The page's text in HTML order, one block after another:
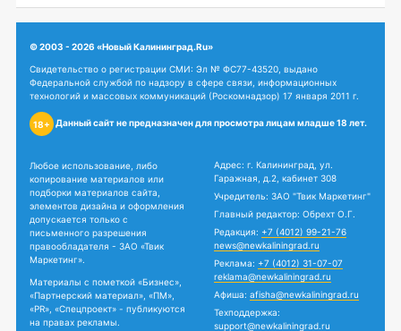
© 2003 - 2026 «Новый Калининград.Ru»
Свидетельство о регистрации СМИ: Эл № ФС77-43520, выдано
Федеральной службой по надзору в сфере связи, информационных
технологий и массовых коммуникаций (Роскомнадзор) 17 января 2011 г.
18+ Данный сайт не предназначен для просмотра лицам младше 18 лет.
Любое использование, либо
копирование материалов или
подборки материалов сайта,
элементов дизайна и оформления
допускается только с
письменного разрешения
правообладателя - ЗАО «Твик
Маркетинг».
Материалы с пометкой «Бизнес»,
«Партнерский материал», «ПМ»,
«PR», «Спецпроект» - публикуются
на правах рекламы.
Адрес: г. Калининград, ул.
Гаражная, д.2, кабинет 308
Учредитель: ЗАО "Твик Маркетинг"
Главный редактор: Обрехт О.Г.
Редакция: +7 (4012) 99-21-76
news@newkaliningrad.ru
Реклама: +7 (4012) 31-07-07
reklama@newkaliningrad.ru
Афиша: afisha@newkaliningrad.ru
Техподдержка:
support@newkaliningrad.ru